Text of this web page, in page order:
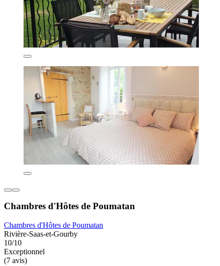
Chambres d'Hôtes de Poumatan
Chambres d'Hôtes de Poumatan
Rivière-Saas-et-Gourby
10/10
Exceptionnel
(7 avis)